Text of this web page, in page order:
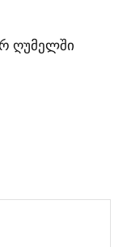
ღუმელში